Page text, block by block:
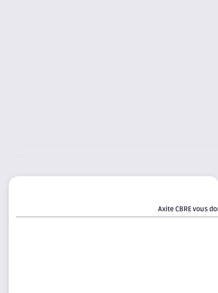
Axite CBRE vous